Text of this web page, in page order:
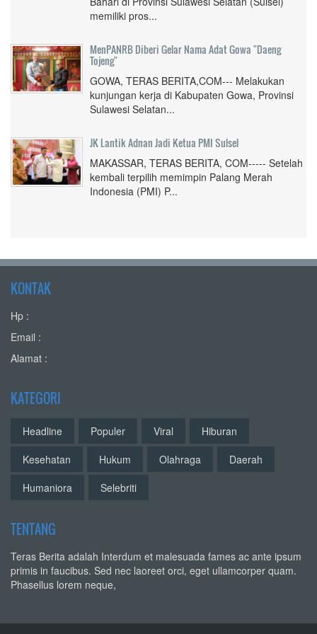
memiliki pros...
MenPANRB Diberi Gelar Nama Adat Gowa "Daeng
Tojeng"
GOWA, TERAS BERITA,COM--- Melakukan
kunjungan kerja di Kabupaten Gowa, Provinsi
Sulawesi Selatan...
JK Lantik Adnan Jadi Ketua PMI Sulsel
MAKASSAR, TERAS BERITA, COM----- Setelah
kembali terpilih memimpin Palang Merah
Indonesia (PMI) P...
KONTAK
Hp :
Email :
Alamat :
KATEGORI
Headline Populer Viral
Hiburan
Kesehatan
Hukum Olahraga
Daerah
Humaniora
Selebriti
TENTANG
Teras Berita adalah Interdum et malesuada fames ac ante ipsum
primis in faucibus. Sed nec laoreet orci, eget ullamcorper quam.
Phasellus lorem neque,